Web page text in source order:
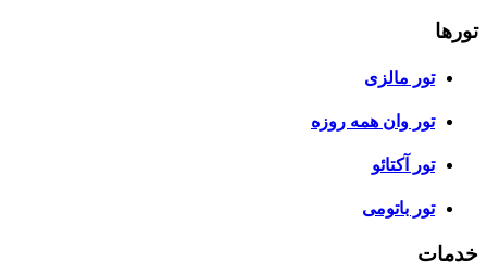
تورها
تور مالزی
تور وان همه روزه
تور آکتائو
تور باتومی
خدمات